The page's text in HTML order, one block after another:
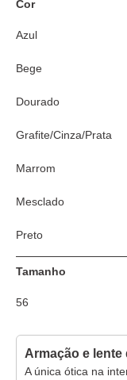
Cor
Azul
Bege
Dourado
Grafite/Cinza/Prata
Marrom
Mesclado
Preto
Tartaruga/Onça
Tamanho
56
Armação e
A única ótica na